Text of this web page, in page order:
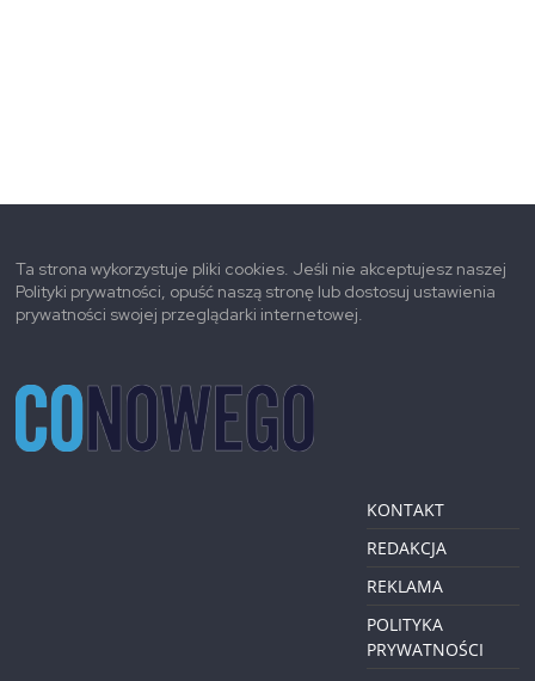
Ta strona wykorzystuje pliki cookies. Jeśli nie akceptujesz naszej
Polityki prywatności, opuść naszą stronę lub dostosuj ustawienia
prywatności swojej przeglądarki internetowej.
KONTAKT
REDAKCJA
REKLAMA
POLITYKA
PRYWATNOŚCI